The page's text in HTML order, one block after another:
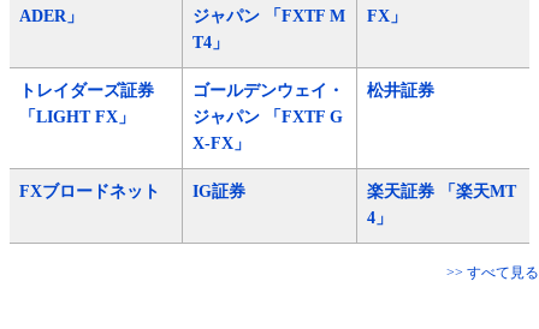
ADER」
ジャパン 「FXTF M
T4」
FX」
トレイダーズ証券
「LIGHT FX」
ゴールデンウェイ・
ジャパン 「FXTF G
X-FX」
松井証券
FXブロードネット IG証券
楽天証券 「楽天MT
4」
>> すべて見る